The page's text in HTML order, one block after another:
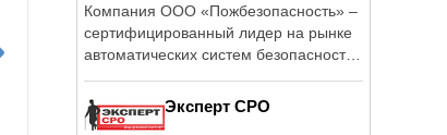
Компания ООО «Пожбезопасность» –
сертифицированный лидер на рынке
автоматических систем безопасности
Эксперт СРО